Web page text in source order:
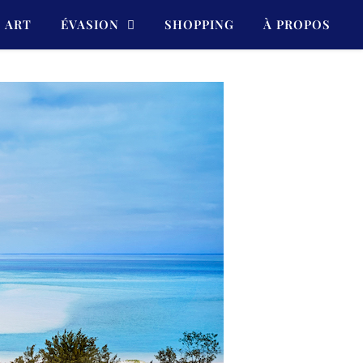
ART ÉVASION SHOPPING À PROPOS